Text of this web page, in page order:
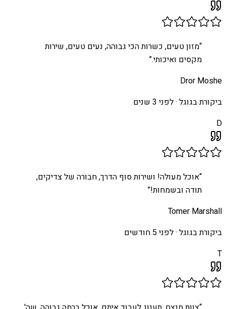
“מזון טעים, כשרות הכי גבוהה, נעים טעים, שירות
מקסים ואיכותי.”
Dror Moshe
ביקורת בגוגל ·לפני 3 שנים
D
“אוכל מעולה! ושירות סוף הדרך, חבורה של צדיקים,
תודה ובשמחות!”
Tomer Marshall
ביקורת בגוגל ·לפני 5 חודשים
T